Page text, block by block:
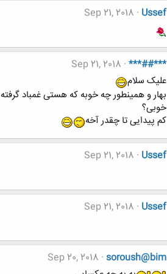
Ussef
Sep 21, 2018
***##***
Sep 21, 2018
علیک سلام
بهار و همینطور چه خوبه که هستی غمباد
خوبی؟
کم پیدایی تا چقدر آخه
Ussef
Sep 21, 2018
Ussef
Sep 21, 2018
soroush@bim
Sep 20, 2018